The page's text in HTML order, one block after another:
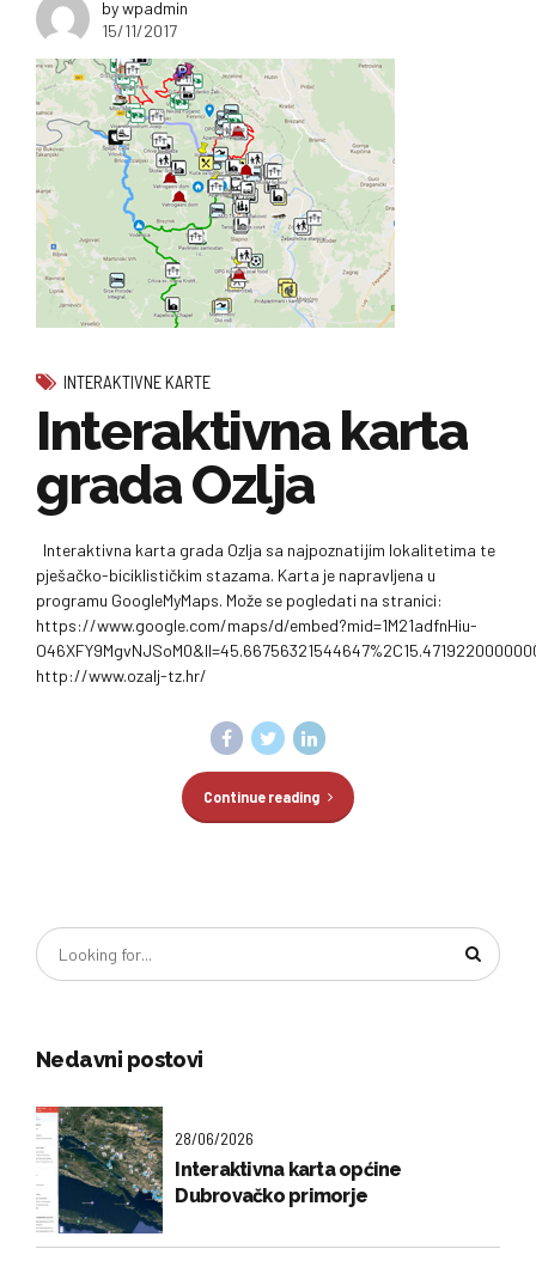
by wpadmin
15/11/2017
INTERAKTIVNE KARTE
Interaktivna karta
grada Ozlja
Interaktivna karta grada Ozlja sa najpoznatijim lokalitetima te
pješačko-biciklističkim stazama. Karta je napravljena u
programu GoogleMyMaps. Može se pogledati na stranici:
https://www.google.com/maps/d/embed?mid=1M21adfnHiu-
http://www.ozalj-tz.hr/
Continue reading
Nedavni postovi
28/06/2026
Interaktivna karta općine
Dubrovačko primorje